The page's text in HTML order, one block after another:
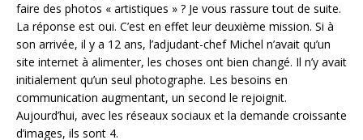
faire des photos « artistiques » ? Je vous rassure tout de suite.
La réponse est oui. C’est en effet leur deuxième mission. Si à
son arrivée, il y a 12 ans, l’adjudant-chef Michel n’avait qu’un
site internet à alimenter, les choses ont bien changé. Il n’y avait
initialement qu’un seul photographe. Les besoins en
communication augmentant, un second le rejoignit.
Aujourd’hui, avec les réseaux sociaux et la demande croissante
d’images, ils sont 4.